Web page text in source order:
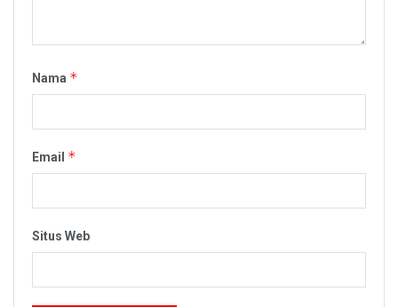
Nama *
Email *
Situs Web